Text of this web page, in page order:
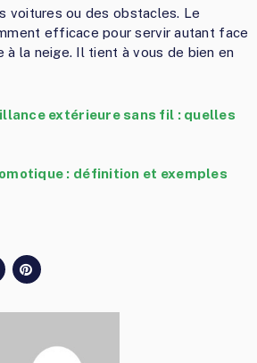
voitures ou des obstacles. Le
efficace pour servir autant face
à la neige. Il tient à vous de bien en
extérieure sans fil : quelles
: définition et exemples